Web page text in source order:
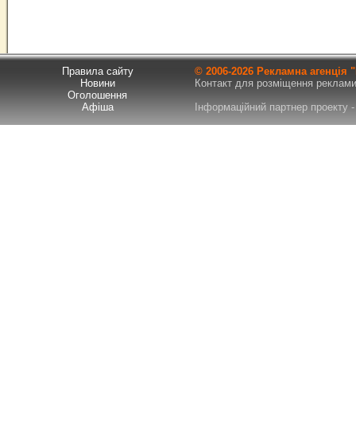
Правила сайту
Новини
Оголошення
Афіша
© 2006-2026 Рекламна
Контакт для розміщення
Інформаційний партнер проекту